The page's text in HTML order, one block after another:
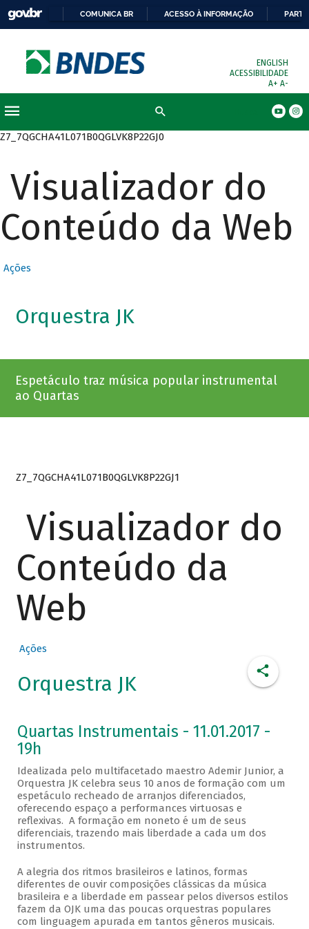
COMUNICA BR ACESSO À INFORMAÇÃO
ENGLISH
ACESSIBILIDADE
A+ A-
Z7_7QGCHA41L071B0QGLVK8P22GJ0
Visualizador do
Conteúdo da Web
Ações
Orquestra JK
Espetáculo traz música popular instrumental
ao Quartas
Z7_7QGCHA41L071B0QGLVK8P22GJ1
Visualizador do
Conteúdo da
Web
Ações
Orquestra JK
Quartas Instrumentais - 11.01.2017 -
19h
Idealizada pelo multifacetado maestro Ademir Junior, a
Orquestra JK celebra seus 10 anos de formação com um
espetáculo recheado de arranjos diferenciados,
oferecendo espaço a performances virtuosas e
reflexivas. A formação em noneto é um de seus
diferenciais, trazendo mais liberdade a cada um dos
instrumentos.
A alegria dos ritmos brasileiros e latinos, formas
diferentes de ouvir composições clássicas da música
brasileira e a liberdade em passear pelos diversos estilos
fazem da OJK uma das poucas orquestras populares
com linguagem apurada em tantos gêneros musicais.